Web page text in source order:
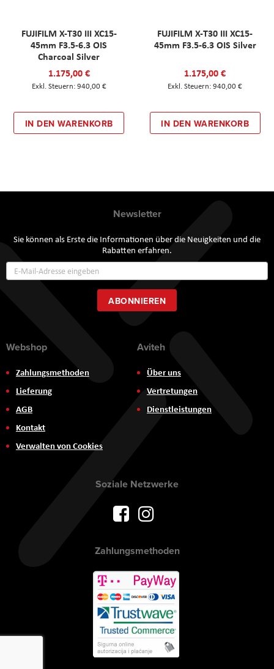
FUJIFILM X-T30 III XC15-
45mm F3.5-6.3 OIS
Charcoal Silver
1.175,00 €
940,00 €
IN DEN WARENKORB
FUJIFILM X-T30 III XC15-
45mm F3.5-6.3 OIS Silver
1.175,00 €
940,00 €
IN DEN WARENKORB
Newsletter
Sie können als Erste die Informationen über die Neuigkeiten und die
Rabatten erfahren.
zum
Newsletter:
ABONNIEREN
Webshop
Zahlungsmethoden
Lieferung
AGB
Kontakt
Verwalten von Cookies
Aviteh
Über uns
Vertretungen
Dienstleistungen
Soziale Netzwerke
Zahlungsmethoden